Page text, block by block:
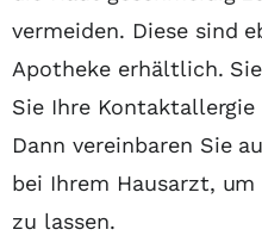
vermeiden. Diese sind
Apotheke erhältlich.
Sie Ihre
Dann vereinbaren Sie
bei Ihrem Hausarzt,
zu lassen.